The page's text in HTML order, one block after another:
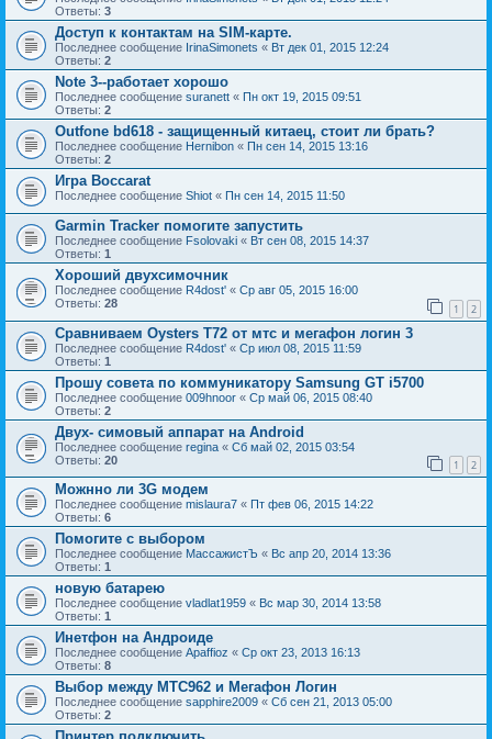
Ответы: 3
Доступ к контактам на SIM-карте.
Последнее сообщение IrinaSimonets « Вт дек 01, 2015 12:24
Ответы: 2
Note 3--работает хорошо
Последнее сообщение suranett « Пн окт 19, 2015 09:51
Ответы: 2
Outfone bd618 - защищенный китаец, стоит ли брать?
Последнее сообщение Hernibon « Пн сен 14, 2015 13:16
Ответы: 2
Игра Boccarat
Последнее сообщение Shiot « Пн сен 14, 2015 11:50
Garmin Tracker помогите запустить
Последнее сообщение Fsolovaki « Вт сен 08, 2015 14:37
Ответы: 1
Хороший двухсимочник
Последнее сообщение R4dost' « Ср авг 05, 2015 16:00
Ответы: 28 1 2
Сравниваем Oysters T72 от мтс и мегафон логин 3
Последнее сообщение R4dost' « Ср июл 08, 2015 11:59
Ответы: 1
Прошу совета по коммуникатору Samsung GT i5700
Последнее сообщение 009hnoor « Ср май 06, 2015 08:40
Ответы: 2
Двух- симовый аппарат на Android
Последнее сообщение regina « Сб май 02, 2015 03:54
Ответы: 20 1 2
Можнно ли 3G модем
Последнее сообщение mislaura7 « Пт фев 06, 2015 14:22
Ответы: 6
Помогите с выбором
Последнее сообщение МассажистЪ « Вс апр 20, 2014 13:36
Ответы: 1
новую батарею
Последнее сообщение vladlat1959 « Вс мар 30, 2014 13:58
Ответы: 1
Инетфон на Андроиде
Последнее сообщение Apaffioz « Ср окт 23, 2013 16:13
Ответы: 8
Выбор между МТС962 и Мегафон Логин
Последнее сообщение sapphire2009 « Сб сен 21, 2013 05:00
Ответы: 2